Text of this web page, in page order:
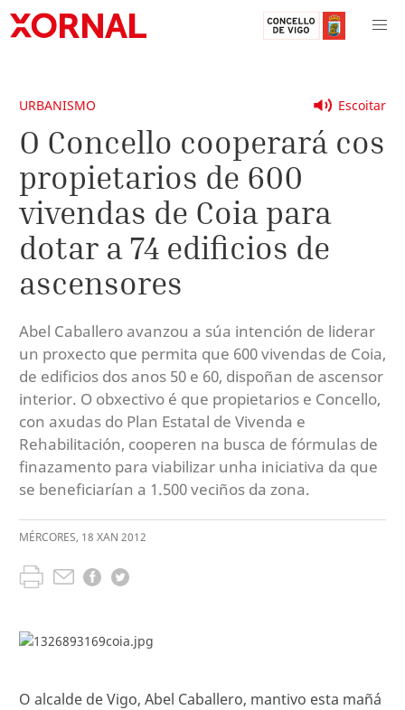
Escoitar
URBANISMO
O Concello cooperará cos
propietarios de 600
vivendas de Coia para
dotar a 74 edificios de
ascensores
Abel Caballero avanzou a súa intención de liderar
un proxecto que permita que 600 vivendas de Coia,
de edificios dos anos 50 e 60, dispoñan de ascensor
interior. O obxectivo é que propietarios e Concello,
con axudas do Plan Estatal de Vivenda e
Rehabilitación, cooperen na busca de fórmulas de
finazamento para viabilizar unha iniciativa da que
se beneficiarían a 1.500 veciños da zona.
MÉRCORES, 18 XAN 2012
O alcalde de Vigo, Abel Caballero, mantivo esta mañá